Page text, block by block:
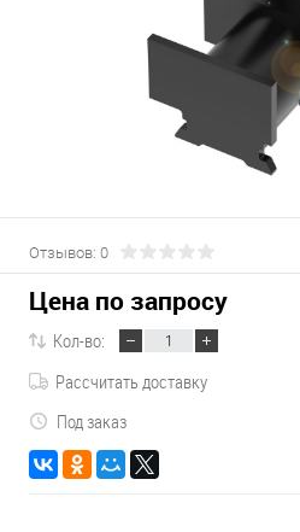
Отзывов: 0
Цена по запросу
Кол-во:
Рассчитать доставку
Под заказ